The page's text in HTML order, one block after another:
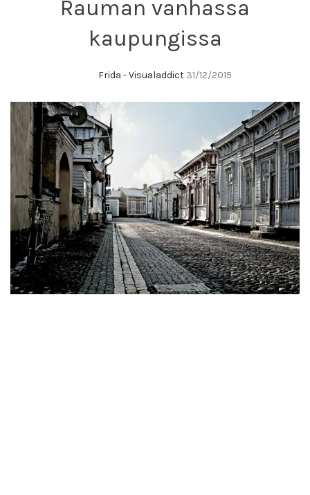
Rauman vanhassa
kaupungissa
Frida - Visualaddict 31/12/2015